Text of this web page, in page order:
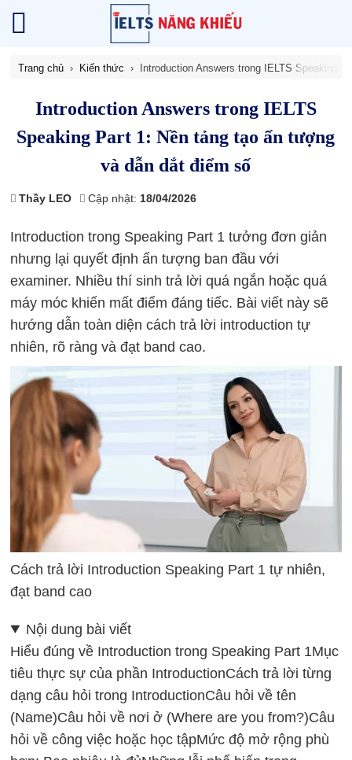
Trang chủ Kiến thức Introduction Answers trong IELTS Speaking
Introduction Answers trong IELTS
Speaking Part 1: Nền tảng tạo ấn tượng
và dẫn dắt điểm số
Thầy LEO Cập nhật: 18/04/2026
Introduction trong Speaking Part 1 tưởng đơn giản
nhưng lại quyết định ấn tượng ban đầu với
examiner. Nhiều thí sinh trả lời quá ngắn hoặc quá
máy móc khiến mất điểm đáng tiếc. Bài viết này sẽ
hướng dẫn toàn diện cách trả lời introduction tự
nhiên, rõ ràng và đạt band cao.
Cách trả lời Introduction Speaking Part 1 tự nhiên,
đạt band cao
Nội dung bài viết
Hiểu đúng về Introduction trong Speaking Part 1Mục
tiêu thực sự của phần IntroductionCách trả lời từng
dạng câu hỏi trong IntroductionCâu hỏi về tên
(Name)Câu hỏi về nơi ở (Where are you from?)Câu
hỏi về công việc hoặc học tậpMức độ mở rộng phù